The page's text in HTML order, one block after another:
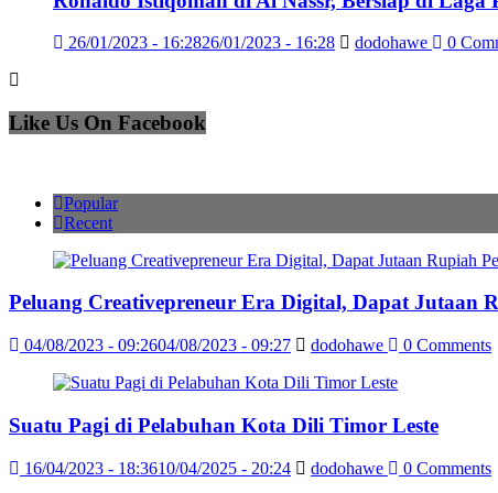
26/01/2023 - 16:2826/01/2023 - 16:28 dodohawe 0
Like Us On Facebook
Popular
Recent
Peluang Creativepreneur Era Digital, Dapat Jutaan
04/08/2023 - 09:2604/08/2023 - 09:27 dodohawe 0 Comments
Suatu Pagi di Pelabuhan Kota Dili Timor Leste
16/04/2023 - 18:3610/04/2025 - 20:24 dodohawe 0 Comments